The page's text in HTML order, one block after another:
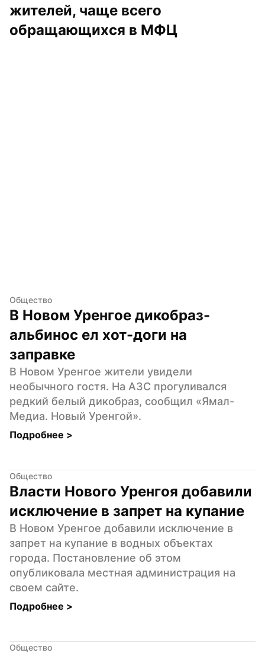
жителей, чаще всего
обращающихся в МФЦ
Общество
В Новом Уренгое дикобраз-
альбинос ел хот-доги на
заправке
В Новом Уренгое жители увидели
необычного гостя. На АЗС прогуливался
редкий белый дикобраз, сообщил «Ямал-
Медиа. Новый Уренгой».
Подробнее >
Общество
Власти Нового Уренгоя добавили
исключение в запрет на купание
В Новом Уренгое добавили исключение в
запрет на купание в водных объектах
города. Постановление об этом
опубликовала местная администрация на
своем сайте.
Подробнее >
Общество